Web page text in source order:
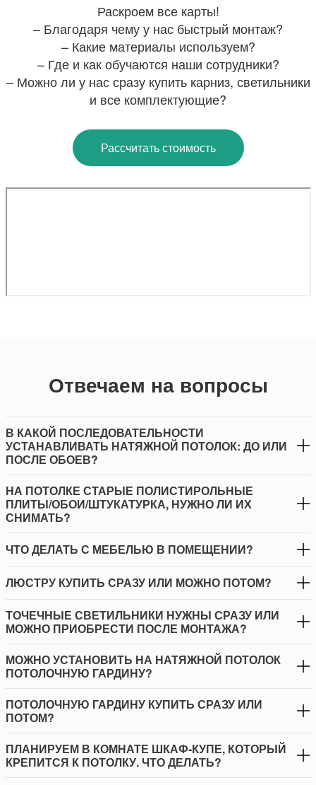
Раскроем все карты!
– Благодаря чему у нас быстрый монтаж?
– Какие материалы используем?
– Где и как обучаются наши сотрудники?
– Можно ли у нас сразу купить карниз, светильники
и все комплектующие?
Рассчитать стоимость
Отвечаем на вопросы
В КАКОЙ ПОСЛЕДОВАТЕЛЬНОСТИ
УСТАНАВЛИВАТЬ НАТЯЖНОЙ ПОТОЛОК: ДО ИЛИ
ПОСЛЕ ОБОЕВ?
НА ПОТОЛКЕ СТАРЫЕ ПОЛИСТИРОЛЬНЫЕ
ПЛИТЫ/ОБОИ/ШТУКАТУРКА, НУЖНО ЛИ ИХ
СНИМАТЬ?
ЧТО ДЕЛАТЬ С МЕБЕЛЬЮ В ПОМЕЩЕНИИ?
ЛЮСТРУ КУПИТЬ СРАЗУ ИЛИ МОЖНО ПОТОМ?
ТОЧЕЧНЫЕ СВЕТИЛЬНИКИ НУЖНЫ СРАЗУ ИЛИ
МОЖНО ПРИОБРЕСТИ ПОСЛЕ МОНТАЖА?
МОЖНО УСТАНОВИТЬ НА НАТЯЖНОЙ ПОТОЛОК
ПОТОЛОЧНУЮ ГАРДИНУ?
ПОТОЛОЧНУЮ ГАРДИНУ КУПИТЬ СРАЗУ ИЛИ
ПОТОМ?
ПЛАНИРУЕМ В КОМНАТЕ ШКАФ-КУПЕ, КОТОРЫЙ
КРЕПИТСЯ К ПОТОЛКУ. ЧТО ДЕЛАТЬ?